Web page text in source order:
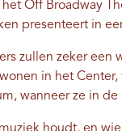
het Off Broadway
presenteert in
zullen zeker een
in het Center,
wanneer ze in de